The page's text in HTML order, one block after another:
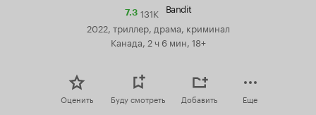
7.3Рейтинг
131K Bandit
2022, триллер, драма, криминал
Канада, 2 ч 6 мин, 18+
Оценить Буду смотреть Добавить Еще